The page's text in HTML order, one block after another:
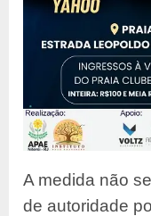
A medida não
de autoridade